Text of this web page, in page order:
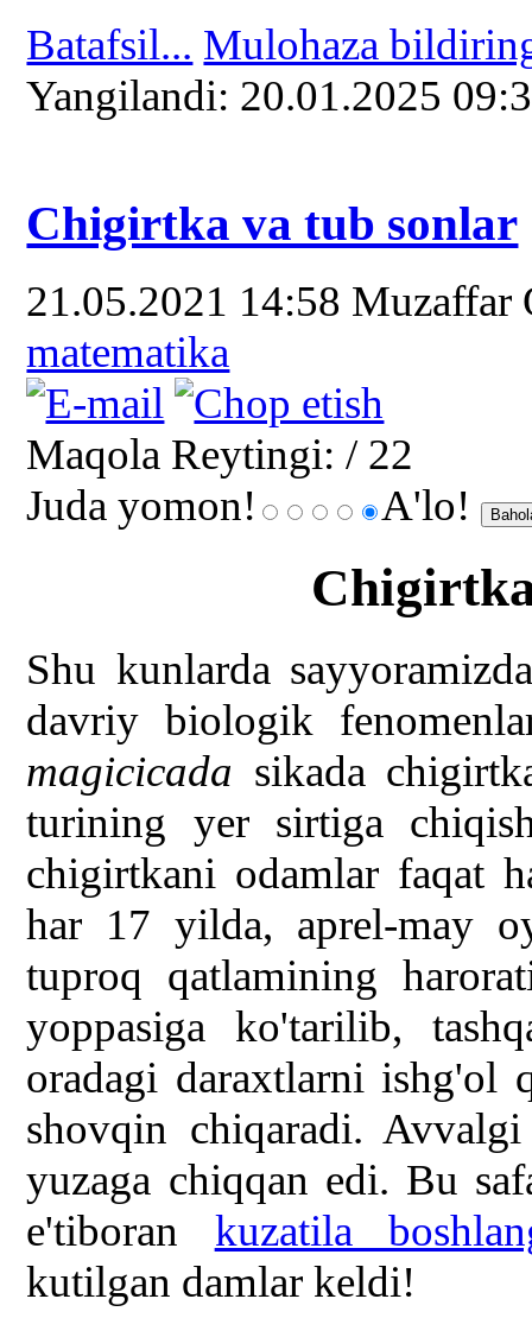
Batafsil... Mulohaza
Yangilаndi: 20.01.2025
Chigirtka va tub sonlar
21.05.2021 14:58 Muzaffar
matematika
Maqola Reytingi: / 22
Juda yomon!
A'lo!
Shu kunlarda
davriy biologik
magicicada sikada
turining yer sirtiga
chigirtkani odamlar faqat
har 17 yilda, aprel-may
tuproq qatlamining
yoppasiga ko'tarilib,
oradagi daraxtlarni ishg'ol
shovqin chiqaradi.
yuzaga chiqqan edi. Bu
e'tiboran kuzatila
kutilgan damlar keldi!